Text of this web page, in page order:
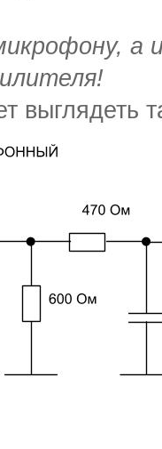
а
выглядеть